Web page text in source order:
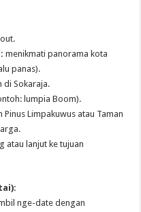
: menikmati panorama kota
panas).
di Sokaraja.
lumpia Boom).
Pinus Limpakuwus atau Taman
atau lanjut ke tujuan
nge-date dengan